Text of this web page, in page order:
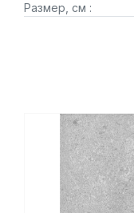
Размер, см :